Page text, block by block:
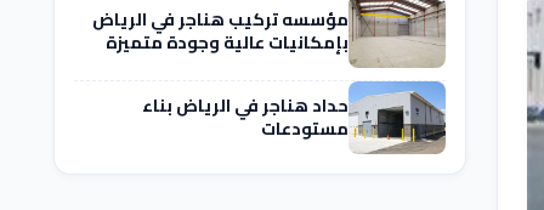
مؤسسه تركيب هناجر في الرياض
بإمكانيات عالية وجودة متميزة
حداد هناجر في الرياض بناء
مستودعات